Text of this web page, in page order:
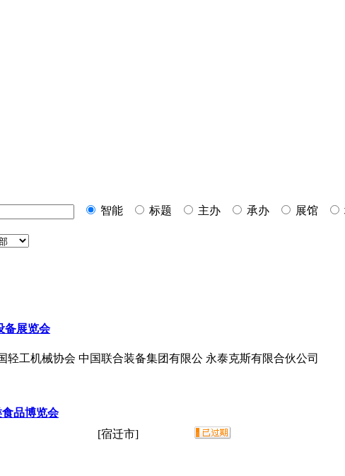
智能
标题 主办 承办 展馆
备展览会
轻工机械协会 中国联合装备集团有限公 永泰克斯有限合伙公司
品博览会
[宿迁市]